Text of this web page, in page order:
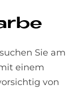
Sie am
einem
von